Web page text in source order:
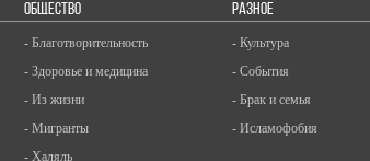
ОБЩЕСТВО
- Благотворительность
- Здоровье и медицина
- Из жизни
- Мигранты
- Халяль
РАЗНОЕ
- Культура
- События
- Брак и семья
- Исламофобия